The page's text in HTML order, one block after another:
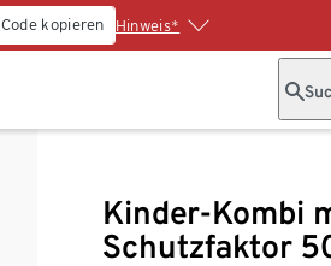
Code kopieren Hinweis*
Kinder-Kombi
Schutzfaktor